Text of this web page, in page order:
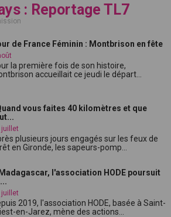
: Reportage TL7
de France Féminin : Montbrison en fête
la première fois de son histoire,
accueillait ce jeudi le départ...
vous faites 40 kilomètres et que
juillet
plusieurs jours engagés sur les feux de
en Gironde, les sapeurs-pomp...
l'association HODE poursuit
juillet
2019, l'association HODE, basée à Saint-
en-Jarez, mène des actions...